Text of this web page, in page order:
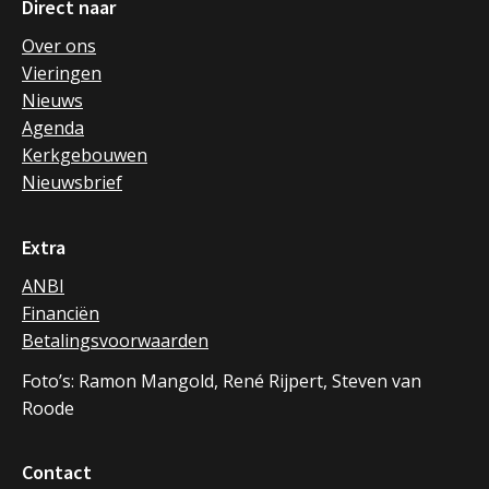
Direct naar
Over ons
Vieringen
Nieuws
Agenda
Kerkgebouwen
Nieuwsbrief
Extra
ANBI
Financiën
Betalingsvoorwaarden
Foto’s: Ramon Mangold, René Rijpert, Steven van
Roode
Contact